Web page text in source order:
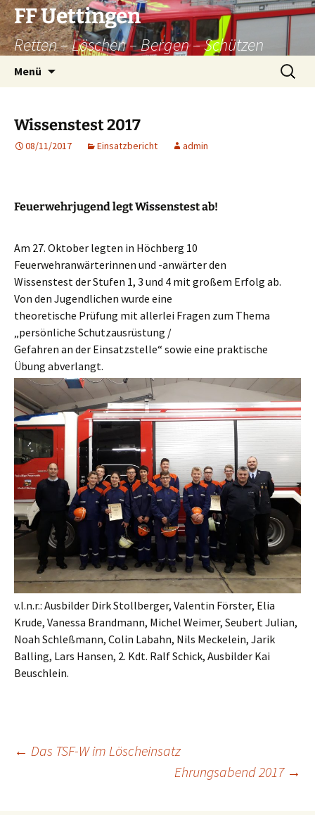
Zum
Inhalt
springen
FF Uettingen
Retten – Löschen – Bergen – Schützen
Menü
Suchen
nach:
Wissenstest 2017
08/11/2017 Einsatzbericht admin
Feuerwehrjugend legt Wissenstest ab!
Am 27. Oktober legten in Höchberg 10
Feuerwehranwärterinnen und -anwärter den
Wissenstest der Stufen 1, 3 und 4 mit großem Erfolg ab.
Von den Jugendlichen wurde eine
theoretische Prüfung mit allerlei Fragen zum Thema
„persönliche Schutzausrüstung /
Gefahren an der Einsatzstelle“ sowie eine praktische
Übung abverlangt.
v.l.n.r.: Ausbilder Dirk Stollberger, Valentin Förster, Elia
Krude, Vanessa Brandmann, Michel Weimer, Seubert Julian,
Noah Schleßmann, Colin Labahn, Nils Meckelein, Jarik
Balling, Lars Hansen, 2. Kdt. Ralf Schick, Ausbilder Kai
Beuschlein.
Beitragsnavigation
← Das TSF-W im Löscheinsatz
Ehrungsabend 2017 →